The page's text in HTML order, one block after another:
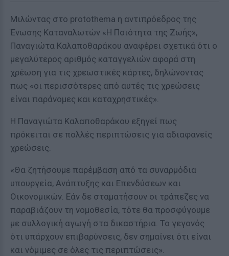
Μιλώντας στο protothema η αντιπρόεδρος της
Ένωσης Καταναλωτών «Η Ποιότητα της Ζωής»,
Παναγιώτα Καλαποθαράκου αναφέρει σχετικά ότι ο
μεγαλύτερος αριθμός καταγγελιών αφορά στη
χρέωση για τις χρεωστικές κάρτες, δηλώνοντας
πως «οι περισσότερες από αυτές τις χρεώσεις
είναι παράνομες και καταχρηστικές».
Η Παναγιώτα Καλαποθαράκου εξηγεί πως
πρόκειται σε πολλές περιπτώσεις για αδιαφανείς
χρεώσεις.
«Θα ζητήσουμε παρέμβαση από τα συναρμόδια
υπουργεία, Ανάπτυξης και Επενδύσεων και
Οικονομικών. Εάν δε σταματήσουν οι τράπεζες να
παραβιάζουν τη νομοθεσία, τότε θα προσφύγουμε
με συλλογική αγωγή στα δικαστήρια. Το γεγονός
ότι υπάρχουν επιβαρύνσεις, δεν σημαίνει ότι είναι
και νόμιμες σε όλες τις περιπτώσεις».